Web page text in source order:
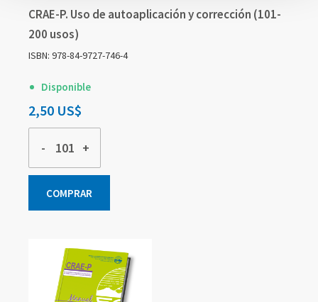
CRAE-P. Uso de autoaplicación y corrección (101-
200 usos)
ISBN: 978-84-9727-746-4
Disponible
2,50 US$
- +
COMPRAR